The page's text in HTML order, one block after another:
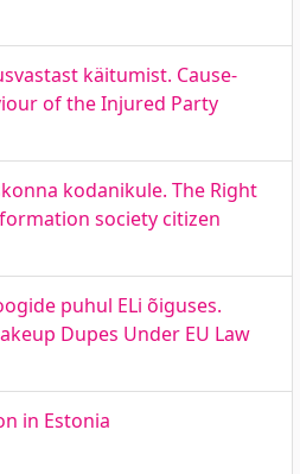
käitumist. Cause-
of the Injured Party
kodanikule. The Right
society citizen
puhul ELi õiguses.
Dupes Under EU Law
in Estonia